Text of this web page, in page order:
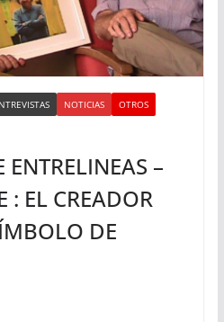
NOTICIAS
OTROS
ENTRELINEAS –
: EL CREADOR
DE